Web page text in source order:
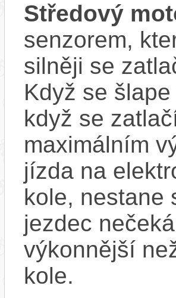
Středový
senzorem,
silněji se
Když se
když se
maximálním
jízda na
kole, nestane
jezdec
výkonnější
kole.